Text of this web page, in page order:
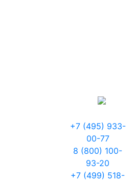
+7 (495) 933-
00-77
8 (800) 100-
93-20
+7 (499) 518-